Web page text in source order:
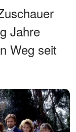
Jahre
Weg seit